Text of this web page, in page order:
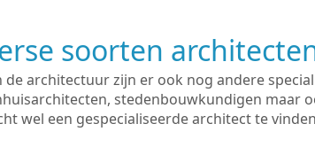
soorten
de architectuur zijn er ook nog andere
stedenbouwkundigen maar
wel een gespecialiseerde architect te